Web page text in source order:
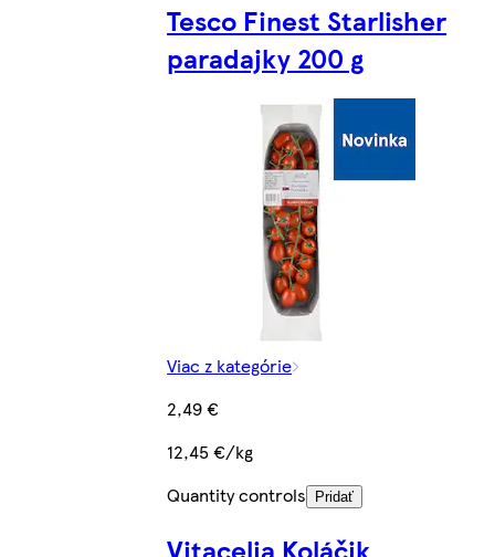
Tesco Finest Starlisher
paradajky 200 g
Viac z kategórie
2,49 €
12,45 €/kg
Quantity controls
Pridať
Vitacelia Koláčik